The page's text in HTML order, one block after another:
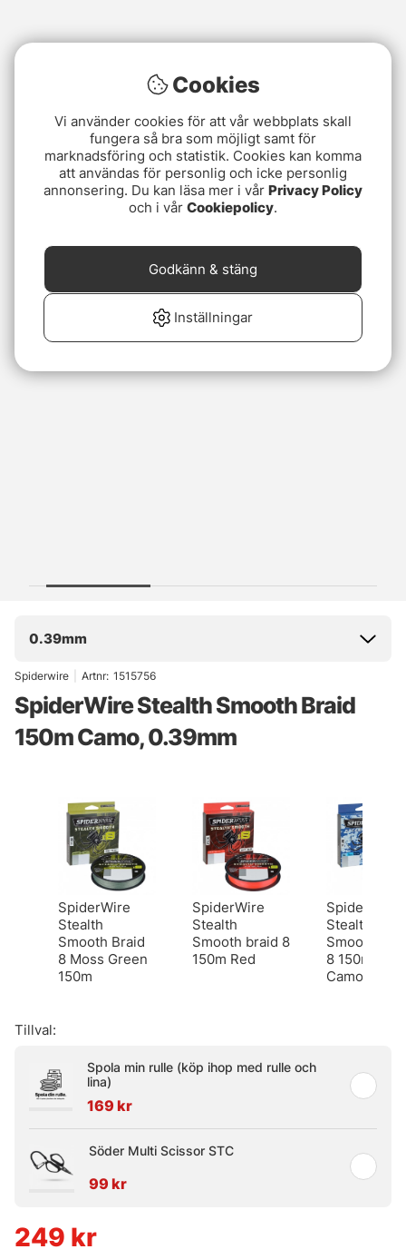
0.39mm
Spiderwire Artnr: 1515756
SpiderWire Stealth Smooth Braid
150m Camo, 0.39mm
SpiderWire
Stealth
Smooth Braid
8 Moss Green
150m
SpiderWire
Stealth
Smooth braid 8
150m Red
Spiderwire
Stealth
Smooth
8 150m Blue
Camo
Tillval:
Spola min rulle (köp ihop med rulle och
lina)
169 kr
Söder Multi Scissor STC
99 kr
249 kr
Cookies
Vi använder cookies för att vår webbplats skall
fungera så bra som möjligt samt för
marknadsföring och statistik. Cookies kan komma
att användas för personlig och icke personlig
annonsering. Du kan läsa mer i vår Privacy Policy
och i vår Cookiepolicy.
Inställningar
Godkänn & stäng